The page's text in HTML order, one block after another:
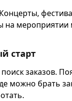
мероприятии
старт
заказов.
можно брать